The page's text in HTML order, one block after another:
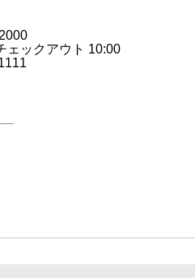
ェックアウト 10:00